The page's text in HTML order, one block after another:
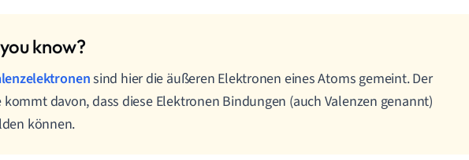
sind hier die äußeren Elektronen eines Atoms gemeint. Der
kommt davon, dass diese Elektronen Bindungen (auch Valenzen genannt)
können.